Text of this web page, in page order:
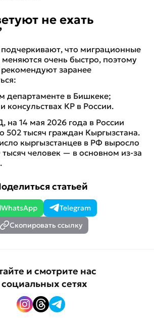
не ехать
подчеркивают, что миграционные
меняются очень быстро, поэтому
заранее
департаменте в Бишкеке;
консульствах КР в России.
14 мая 2026 года в России
502 тысяч граждан Кыргызстана.
кыргызстанцев в РФ выросло
человек — в основном из-за
статьей
WhatsApp
Telegram
Скопировать ссылку
и смотрите нас
социальных сетях